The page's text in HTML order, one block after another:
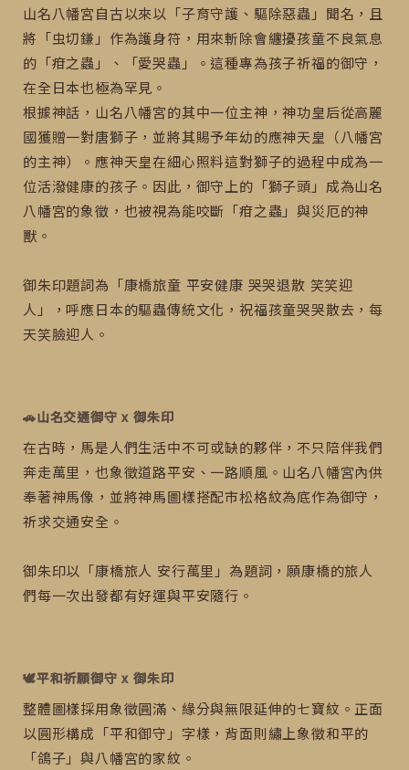
山名八幡宮自古以來以「子育守護、驅除惡蟲」聞名，且
將「虫切鎌」作為護身符，用來斬除會纏擾孩童不良氣息
的「疳之蟲」、「愛哭蟲」。這種專為孩子祈福的御守，
在全日本也極為罕見。
根據神話，山名八幡宮的其中一位主神，神功皇后從高麗
國獲贈一對唐獅子，並將其賜予年幼的應神天皇（八幡宮
的主神）。應神天皇在細心照料這對獅子的過程中成為一
位活潑健康的孩子。因此，御守上的「獅子頭」成為山名
八幡宮的象徵，也被視為能咬斷「疳之蟲」與災厄的神
獸。
御朱印題詞為「康橋旅童 平安健康 哭哭退散 笑笑迎
人」，呼應日本的驅蟲傳統文化，祝福孩童哭哭散去，每
天笑臉迎人。
🚗山名交通御守 x 御朱印
在古時，馬是人們生活中不可或缺的夥伴，不只陪伴我們
奔走萬里，也象徵道路平安、一路順風。山名八幡宮內供
奉著神馬像，並將神馬圖樣搭配市松格紋為底作為御守，
祈求交通安全。
御朱印以「康橋旅人 安行萬里」為題詞，願康橋的旅人
們每一次出發都有好運與平安隨行。
🕊️平和祈願御守 x 御朱印
整體圖樣採用象徵圓滿、緣分與無限延伸的七寶紋。正面
以圓形構成「平和御守」字樣，背面則繡上象徵和平的
「鴿子」與八幡宮的家紋。